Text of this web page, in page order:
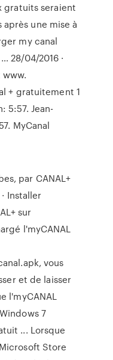
gratuits seraient
une mise à
my canal
28/04/2016 ·
+ gratuitement 1
5:57. Jean-
MyCanal
par CANAL+
Installer
sur
l'myCANAL
vous
et de laisser
l'myCANAL
7
... Lorsque
Store